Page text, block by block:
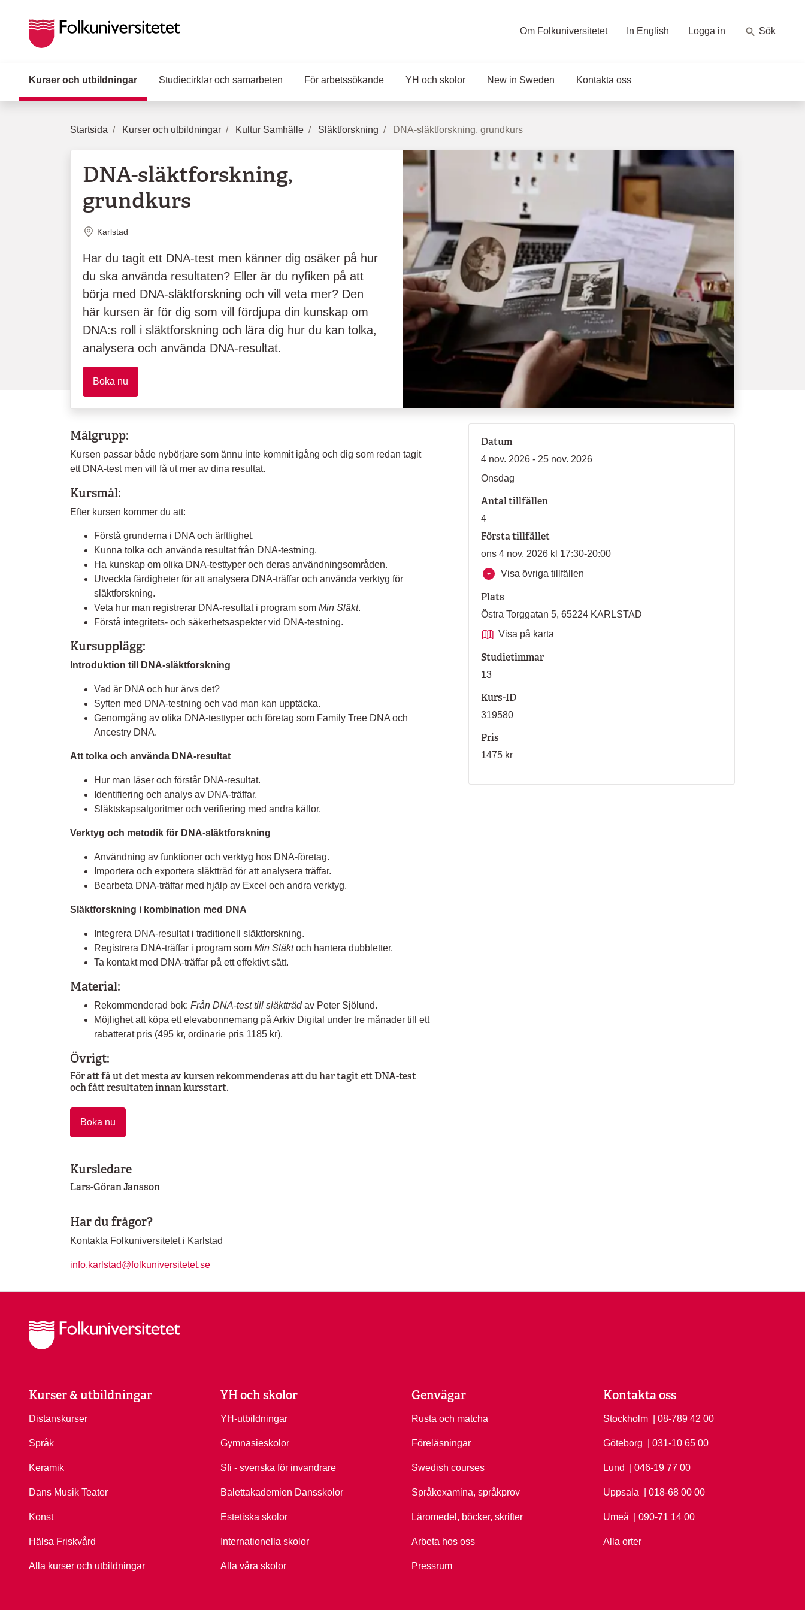
Om Folkuniversitetet In English Logga in Sök
Kurser och utbildningar (Aktuell sida)
Studiecirklar och samarbeten För arbetssökande YH och skolor New in Sweden Kontakta oss
Startsida Kurser och utbildningar Kultur Samhälle Släktforskning DNA-släktforskning, grundkurs
DNA-släktforskning,
grundkurs
Plats
Karlstad
Har du tagit ett DNA-test men känner dig osäker på hur
du ska använda resultaten? Eller är du nyfiken på att
börja med DNA-släktforskning och vill veta mer? Den
här kursen är för dig som vill fördjupa din kunskap om
DNA:s roll i släktforskning och lära dig hur du kan tolka,
analysera och använda DNA-resultat.
Boka nu
Målgrupp:
Kursen passar både nybörjare som ännu inte kommit igång och dig som redan tagit
ett DNA-test men vill få ut mer av dina resultat.
Kursmål:
Efter kursen kommer du att:
Förstå grunderna i DNA och ärftlighet.
Kunna tolka och använda resultat från DNA-testning.
Ha kunskap om olika DNA-testtyper och deras användningsområden.
Utveckla färdigheter för att analysera DNA-träffar och använda verktyg för
släktforskning.
Veta hur man registrerar DNA-resultat i program som Min Släkt.
Förstå integritets- och säkerhetsaspekter vid DNA-testning.
Kursupplägg:
Introduktion till DNA-släktforskning
Vad är DNA och hur ärvs det?
Syften med DNA-testning och vad man kan upptäcka.
Genomgång av olika DNA-testtyper och företag som Family Tree DNA och
Ancestry DNA.
Att tolka och använda DNA-resultat
Hur man läser och förstår DNA-resultat.
Identifiering och analys av DNA-träffar.
Släktskapsalgoritmer och verifiering med andra källor.
Verktyg och metodik för DNA-släktforskning
Användning av funktioner och verktyg hos DNA-företag.
Importera och exportera släktträd för att analysera träffar.
Bearbeta DNA-träffar med hjälp av Excel och andra verktyg.
Släktforskning i kombination med DNA
Integrera DNA-resultat i traditionell släktforskning.
Registrera DNA-träffar i program som Min Släktoch hantera dubbletter.
Ta kontakt med DNA-träffar på ett effektivt sätt.
Material:
Rekommenderad bok: Från DNA-test till släktträdav Peter Sjölund.
Möjlighet att köpa ett elevabonnemang på Arkiv Digital under tre månader till ett
rabatterat pris (495 kr, ordinarie pris 1185 kr).
Övrigt:
För att få ut det mesta av kursen rekommenderas att du har tagit ett DNA-test
och fått resultaten innan kursstart.
Boka nu
Kursledare
Lars-Göran Jansson
Har du frågor?
Kontakta Folkuniversitetet i Karlstad
info.karlstad@folkuniversitetet.se
Datum
4 nov. 2026 - 25 nov. 2026
Onsdag
Antal tillfällen
4
Första tillfället
ons 4 nov. 2026 kl 17:30-20:00
Visa övriga tillfällen
Plats
Östra Torggatan 5, 65224 KARLSTAD
Visa på karta
Studietimmar
13
Kurs-ID
319580
Pris
1475 kr
Kurser & utbildningar
Distanskurser
Språk
Keramik
Dans Musik Teater
Konst
Hälsa Friskvård
Alla kurser och utbildningar
YH och skolor
YH-utbildningar
Gymnasieskolor
Sfi - svenska för invandrare
Balettakademien Dansskolor
Estetiska skolor
Internationella skolor
Alla våra skolor
Genvägar
Rusta och matcha
Föreläsningar
Swedish courses
Språkexamina, språkprov
Läromedel, böcker, skrifter
Arbeta hos oss
Pressrum
Kontakta oss
Stockholm Ring Stockholm på
| 08-789 42 00
Göteborg Ring Göteborg på
| 031-10 65 00
Lund Ring Lund på
| 046-19 77 00
Uppsala Ring Uppsala på
| 018-68 00 00
Umeå Ring Umeå på
| 090-71 14 00
Alla orter